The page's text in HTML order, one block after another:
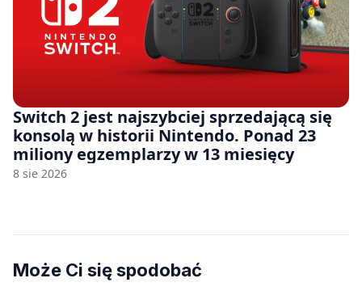
Switch 2 jest najszybciej sprzedającą się
konsolą w historii Nintendo. Ponad 23
miliony egzemplarzy w 13 miesięcy
8 sie 2026
Może Ci się spodobać